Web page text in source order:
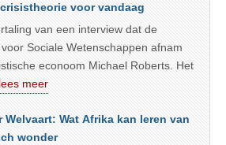
voor vandaag
van een interview dat de
Sociale Wetenschappen afnam
econoom Michael Roberts. Het
meer
Welvaart: Wat Afrika kan leren van
wonder